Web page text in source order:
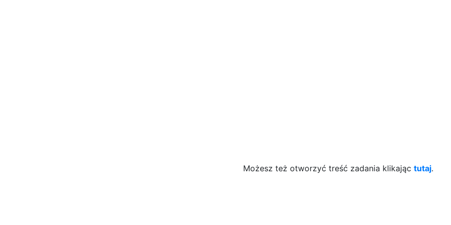
Możesz też otworzyć treść zadania klikając tutaj.